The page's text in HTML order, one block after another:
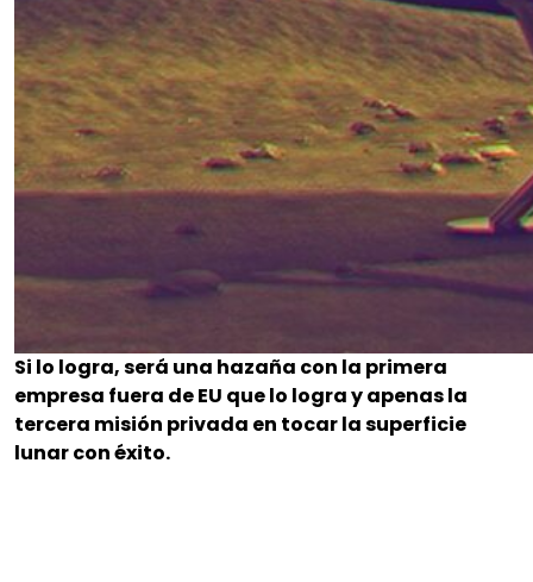
Si lo logra, será una hazaña con la primera
empresa fuera de EU que lo logra y apenas la
tercera misión privada en tocar la superficie
lunar con éxito.